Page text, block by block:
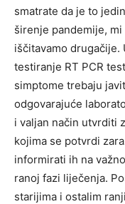
smatrate da je to
širenje pandemije,
iščitavamo drugačije.
testiranje RT PCR
simptome trebaju
odgovarajuće
i valjan način utvrditi
kojima se potvrdi
informirati ih na
ranoj fazi liječenja.
starijima i ostalim